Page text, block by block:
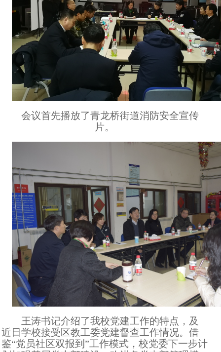
会议首先播放了青龙桥街道消防安全宣传
片。
王涛书记介绍了我校党建工作的特点，及
近日学校接受区教工委党建督查工作情况。借
鉴“党员社区双报到”工作模式，校党委下一步计